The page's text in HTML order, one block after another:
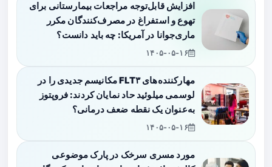
افزایش قابل‌توجه مراجعات بیمارستانی برای
تهوع و استفراغ در مصرف‌کنندگان مکرر
ماری‌جوانا در آمریکا: چه باید دانست؟
۱۴۰۵-۰۵-۱۶
مهارکننده‌های FLT۳ مکانیسم جدیدی را در
لوسمی میلوئید حاد نمایان کردند: فروپتوز
به‌عنوان یک نقطه ضعف درمانی؟
۱۴۰۵-۰۵-۱۶
مورد مسری سرخک در پارک موضوعی